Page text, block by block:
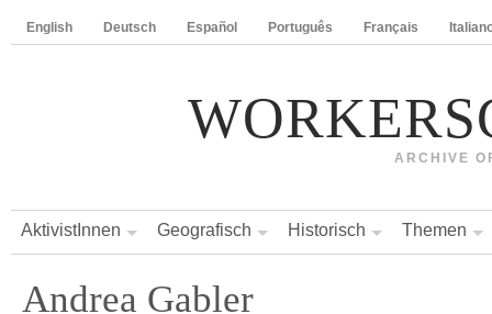
English Deutsch Español Português Français
ARCHIVE
AktivistInnen Geografisch Historisch Themen
Andrea Gabler